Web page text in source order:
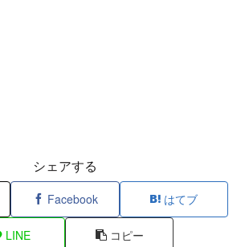
シェアする
Facebook はてブ
LINE コピー